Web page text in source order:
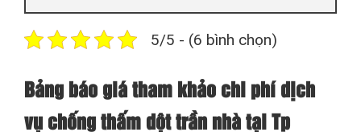
5/5 - (6 bình chọn)
Bảng báo giá tham khảo chi phí dịch
vụ chống thấm dột trần nhà tại Tp